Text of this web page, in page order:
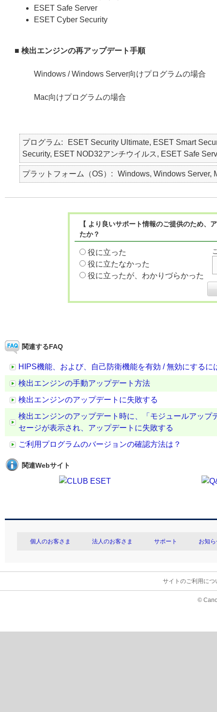
ESET Safe Server
ESET Cyber Security
■ 検出エンジンの再アップデート手順
Windows / Windows Server向けプログラムの場合
Mac向けプログラムの場合
プログラム
ESET Security Ultimate, ESET Smart
Security, ESET NOD32アンチウイルス, ESET Safe
プラットフォーム（OS） Windows, Windows Server,
【 より良いサポート情報のご提供のため
たか？
役に立った
役に立たなかった
役に立ったが、わかりづらかった
関連するFAQ
HIPS機能、および、自己防衛機能を有効 / 無効にするに
検出エンジンの手動アップデート方法
検出エンジンのアップデートに失敗する
検出エンジンのアップデート時に、「モジュールアッ
セージが表示され、アップデートに失敗する
ご利用プログラムのバージョンの確認方法は？
関連Webサイト
個人のお客さま 法人のお客さま サポート お知
サイトのご利用につ
©